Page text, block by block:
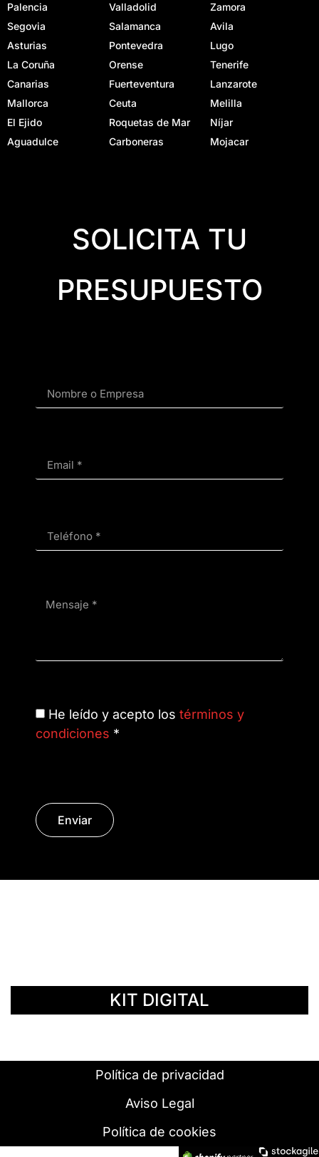
Palencia
Valladolid
Zamora
Segovia
Salamanca
Avila
Asturias
Pontevedra
Lugo
La Coruña
Orense
Tenerife
Canarias
Fuerteventura
Lanzarote
Mallorca
Ceuta
Melilla
El Ejido
Roquetas de Mar
Níjar
Aguadulce
Carboneras Mojacar
SOLICITA TU
PRESUPUESTO
He leído y acepto los términos y
condiciones *
Enviar
KIT DIGITAL
Política de privacidad
Aviso Legal
Política de cookies